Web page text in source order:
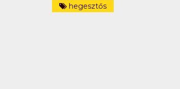
hegesztős